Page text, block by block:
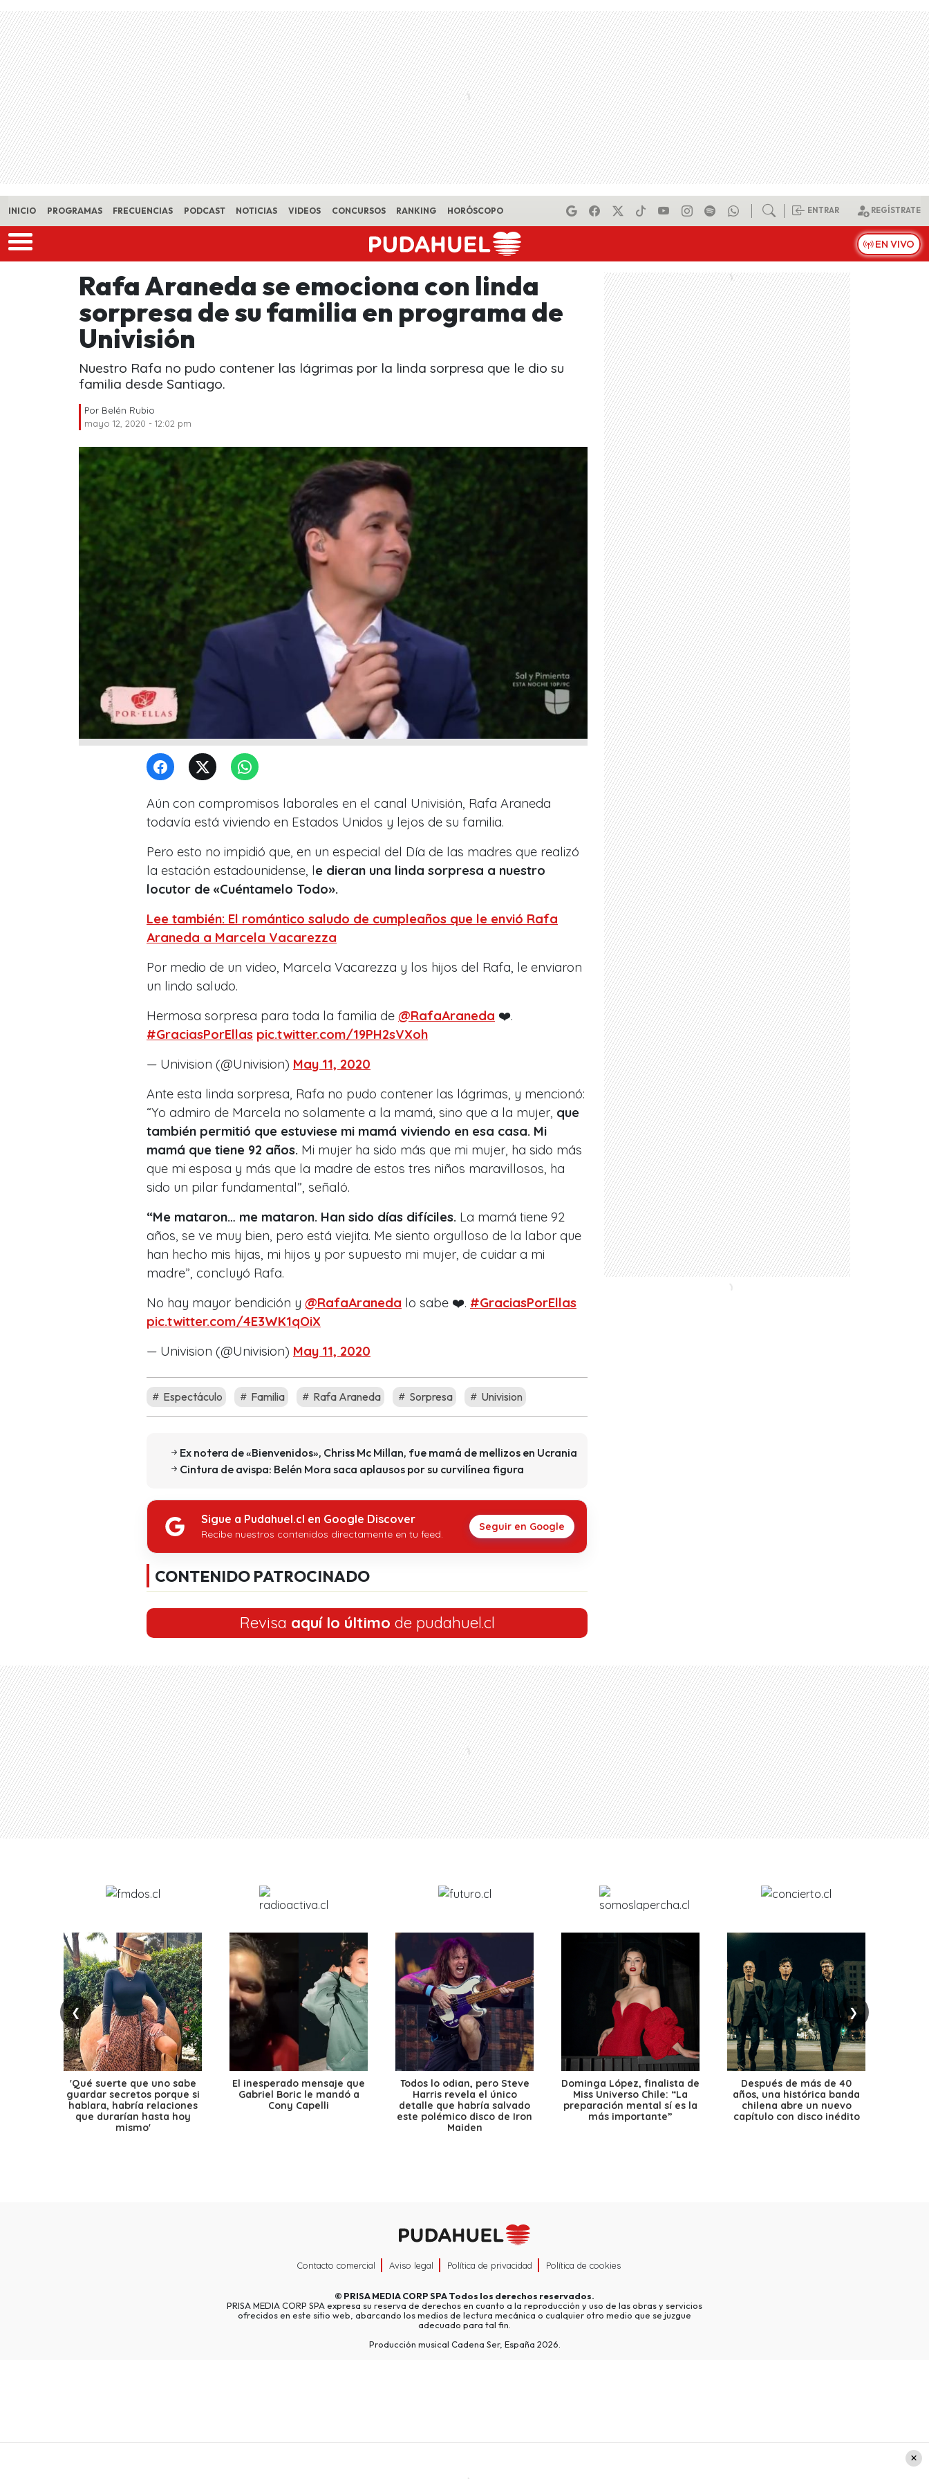
Skip to main content
INICIO PROGRAMAS FRECUENCIAS PODCAST NOTICIAS VIDEOS CONCURSOS RANKING HORÓSCOPO ENTRAR REGÍSTRATE
EN VIVO
Rafa Araneda se emociona con linda
sorpresa de su familia en programa de
Univisión
Nuestro Rafa no pudo contener las lágrimas por la linda sorpresa que le dio su
familia desde Santiago.
Por Belén Rubio
mayo 12, 2020 - 12:02 pm
Aún con compromisos laborales en el canal Univisión, Rafa Araneda
todavía está viviendo en Estados Unidos y lejos de su familia.
Pero esto no impidió que, en un especial del Día de las madres que realizó
la estación estadounidense, le dieran una linda sorpresa a nuestro
locutor de «Cuéntamelo Todo».
Lee también: El romántico saludo de cumpleaños que le envió Rafa
Araneda a Marcela Vacarezza
Por medio de un video, Marcela Vacarezza y los hijos del Rafa, le enviaron
un lindo saludo.
Hermosa sorpresa para toda la familia de @RafaAraneda ❤️️.
#GraciasPorEllas pic.twitter.com/19PH2sVXoh
— Univision (@Univision) May 11, 2020
Ante esta linda sorpresa, Rafa no pudo contener las lágrimas, y mencionó:
“Yo admiro de Marcela no solamente a la mamá, sino que a la mujer, que
también permitió que estuviese mi mamá viviendo en esa casa. Mi
mamá que tiene 92 años. Mi mujer ha sido más que mi mujer, ha sido más
que mi esposa y más que la madre de estos tres niños maravillosos, ha
sido un pilar fundamental”, señaló.
“Me mataron… me mataron. Han sido días difíciles. La mamá tiene 92
años, se ve muy bien, pero está viejita. Me siento orgulloso de la labor que
han hecho mis hijas, mi hijos y por supuesto mi mujer, de cuidar a mi
madre”, concluyó Rafa.
No hay mayor bendición y @RafaAraneda lo sabe ❤️️. #GraciasPorEllas
pic.twitter.com/4E3WK1qOiX
— Univision (@Univision) May 11, 2020
Espectáculo Familia Rafa Araneda Sorpresa Univision
Ex notera de «Bienvenidos», Chriss Mc Millan, fue mamá de mellizos en Ucrania
Cintura de avispa: Belén Mora saca aplausos por su curvilínea figura
Sigue a Pudahuel.cl en Google Discover
Recibe nuestros contenidos directamente en tu feed.
Seguir en Google
CONTENIDO PATROCINADO
Revisa aquí lo último de pudahuel.cl
❮ ❯
'Qué suerte que uno sabe
guardar secretos porque si
hablara, habría relaciones
que durarían hasta hoy
mismo'
El inesperado mensaje que
Gabriel Boric le mandó a
Cony Capelli
Todos lo odian, pero Steve
Harris revela el único
detalle que habría salvado
este polémico disco de Iron
Maiden
Dominga López, finalista de
Miss Universo Chile: “La
preparación mental sí es la
más importante”
Después de más de 40
años, una histórica banda
chilena abre un nuevo
capítulo con disco inédito
Contacto comercial Aviso legal Política de privacidad Política de cookies
© PRISA MEDIA CORP SPATodos los derechos reservados.
PRISA MEDIA CORP SPA expresa su reserva de derechos en cuanto a la reproducción y uso de las obras y servicios
ofrecidos en este sitio web, abarcando los medios de lectura mecánica o cualquier otro medio que se juzgue
adecuado para tal fin.
Producción musical Cadena Ser, España 2026.